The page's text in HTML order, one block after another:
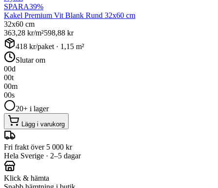
SPARA39%
Kakel Premium Vit Blank Rund 32x60 cm
32x60 cm
363,28 kr/m²598,88 kr
418 kr/paket · 1,15 m²
Slutar om
00d
00t
00m
00s
20+ i lager
Lägg i varukorg
Fri frakt över 5 000 kr
Hela Sverige · 2–5 dagar
Klick & hämta